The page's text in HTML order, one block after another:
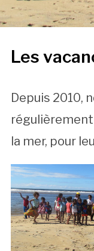
Les
Depuis 2010,
la mer, pour